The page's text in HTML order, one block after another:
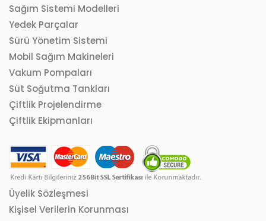
Sağım Sistemi Modelleri
Yedek Parçalar
Sürü Yönetim Sistemi
Mobil Sağım Makineleri
Vakum Pompaları
Süt Soğutma Tankları
Çiftlik Projelendirme
Çiftlik Ekipmanları
Üyelik Sözleşmesi
Kişisel Verilerin Korunması